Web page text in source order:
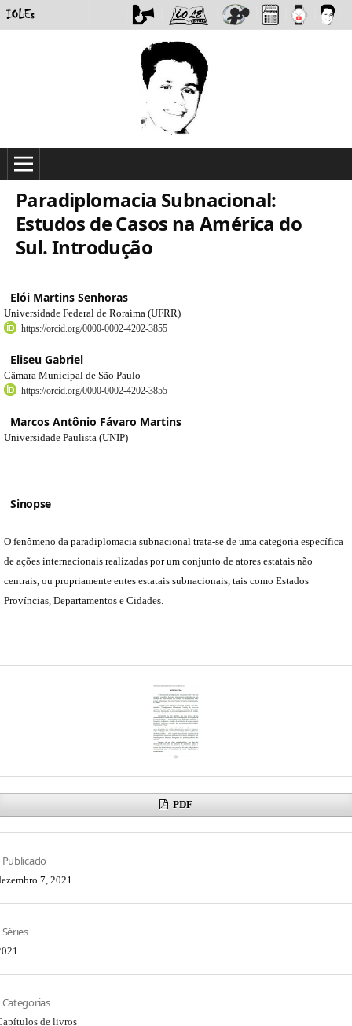
Paradiplomacia Subnacional:
Estudos de Casos na América do
Sul. Introdução
Elói Martins Senhoras
Universidade Federal de Roraima (UFRR)
https://orcid.org/0000-0002-4202-3855
Eliseu Gabriel
Câmara Municipal de São Paulo
https://orcid.org/0000-0002-4202-3855
Marcos Antônio Fávaro Martins
Universidade Paulista (UNIP)
Sinopse
O fenômeno da paradiplomacia subnacional trata-se de uma categoria específica
de ações internacionais realizadas por um conjunto de atores estatais não
centrais, ou propriamente entes estatais subnacionais, tais como Estados
Províncias, Departamentos e Cidades.
PDF
Publicado
7, 2021
Séries
Categorias
de livros